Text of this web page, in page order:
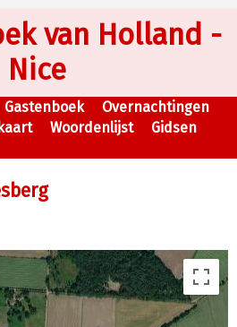
van Holland -
Nice
Gastenboek
Overnachtingen
Woordenlijst
Gidsen